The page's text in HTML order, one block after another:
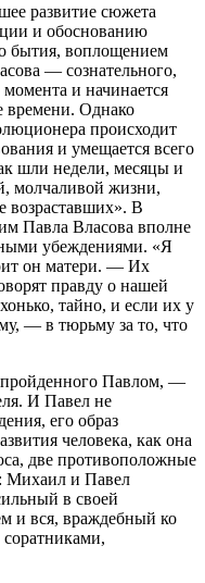
развитие сюжета
и обоснованию
бытия, воплощением
— сознательного,
и начинается
времени. Однако
происходит
и умещается всего
шли недели, месяцы и
молчаливой жизни,
возраставших». В
Павла Власова вполне
убеждениями. «Я
он матери. — Их
правду о нашей
тайно, и если их у
— в тюрьму за то, что
Павлом, —
И Павел не
его образ
человека, как она
две противоположные
Михаил и Павел
в своей
и вся, враждебный ко